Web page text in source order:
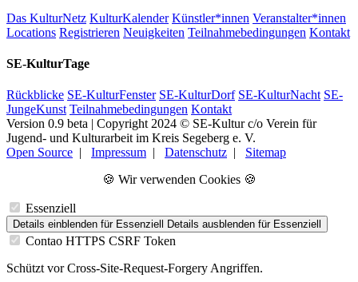
Das KulturNetz KulturKalender Künstler*innen Veranstalter*innen
Locations Registrieren Neuigkeiten Teilnahmebedingungen Kontakt
SE-KulturTage
Rückblicke SE-KulturFenster SE-KulturDorf SE-KulturNacht SE-
JungeKunst Teilnahmebedingungen Kontakt
Version 0.9 beta | Copyright 2024 © SE-Kultur c/o Verein für
Jugend- und Kulturarbeit im Kreis Segeberg e. V.
Open Source | Impressum | Datenschutz | Sitemap
🍪 Wir verwenden Cookies 🍪
Essenziell
Details einblenden für Essenziell Details ausblenden für Essenziell
Contao HTTPS CSRF Token
Schützt vor Cross-Site-Request-Forgery Angriffen.